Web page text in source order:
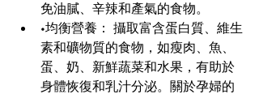
免油膩、辛辣和產氣的食物。
•均衡營養： 攝取富含蛋白質、維生
素和礦物質的食物，如瘦肉、魚、
蛋、奶、新鮮蔬菜和水果，有助於
身體恢復和乳汁分泌。關於孕婦的